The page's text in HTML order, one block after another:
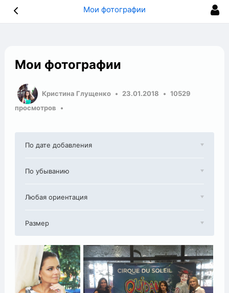
Мои фотографии
Мои фотографии
Кристина Глущенко 23.01.2018
10529
просмотров
По дате добавления
По убыванию
Любая ориентация
Размер